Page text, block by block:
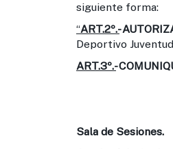
siguiente forma:
“ART.2º.-
Deportivo
ART.3º.-
Sala de Sesiones.